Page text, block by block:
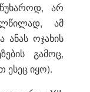
არ
ამ
ანას ოჯახის
გამოც,
ესეც იყო).